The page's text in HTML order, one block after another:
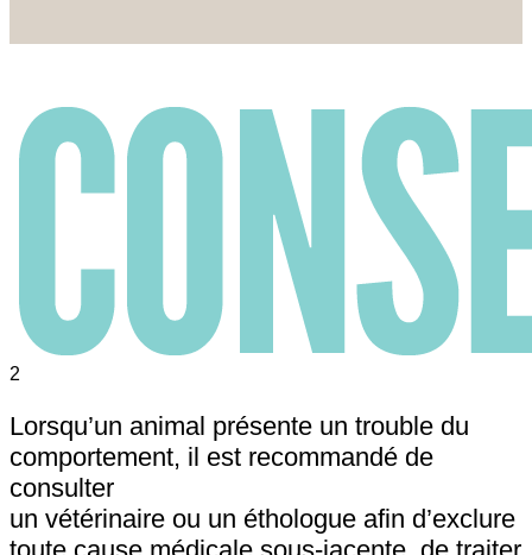
2
Lorsqu’un animal présente un trouble du
comportement, il est recommandé de
consulter
un vétérinaire ou un éthologue afin d’exclure